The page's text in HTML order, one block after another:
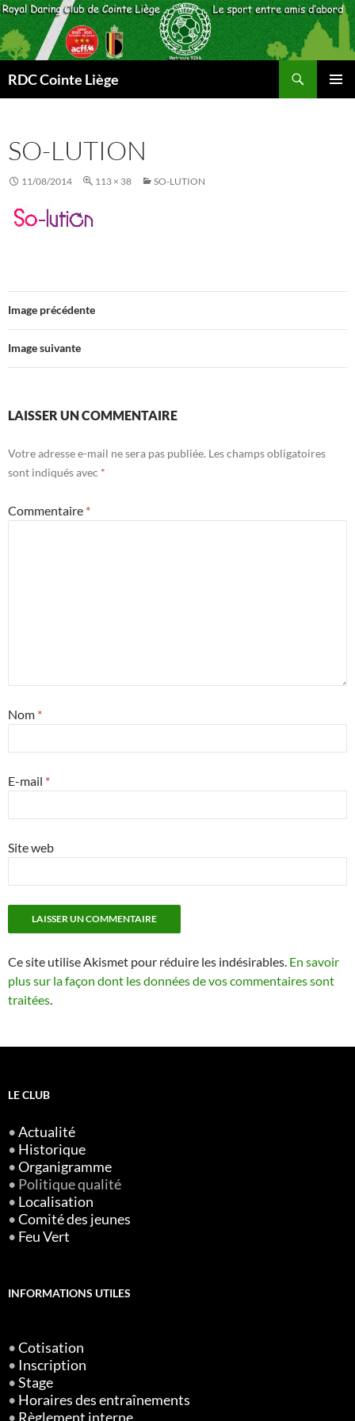
Aller
au
contenu
RDC Cointe Liège
SO-LUTION
11/08/2014 113 × 38 SO-LUTION
Image précédente
Image suivante
LAISSER UN COMMENTAIRE
Votre adresse e-mail ne sera pas publiée. Les champs obligatoires
sont indiqués avec *
Commentaire *
Nom *
E-mail *
Site web
Ce site utilise Akismet pour réduire les indésirables. En savoir
plus sur la façon dont les données de vos commentaires sont
traitées.
LE CLUB
•Actualité
• Historique
•Organigramme
• Politique qualité
• Localisation
•Comité des jeunes
• Feu Vert
INFORMATIONS UTILES
•Cotisation
• Inscription
•Stage
• Horaires des entraînements
• Règlement interne